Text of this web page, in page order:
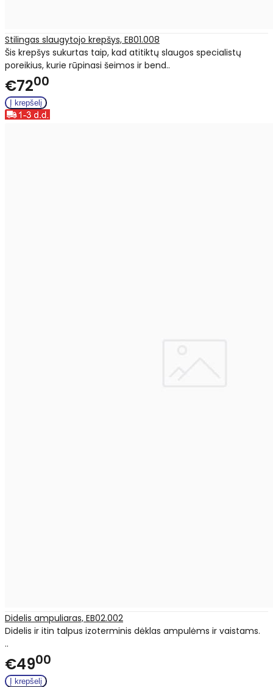
Stilingas slaugytojo krepšys, EB01.008
Šis krepšys sukurtas taip, kad atitiktų slaugos specialistų
poreikius, kurie rūpinasi šeimos ir bend..
€7200
Didelis ampuliaras, EB02.002
Didelis ir itin talpus izoterminis dėklas ampulėms ir vaistams.
..
€4900